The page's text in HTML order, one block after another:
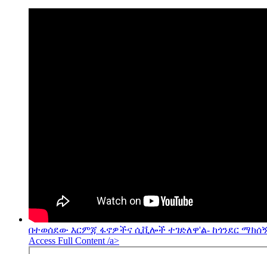
በተወሰደው እርምጃ ፋኖዎችና ሲቪሎች ተገድለዋ'ል- ከጎንደር
Access Full Content /a>